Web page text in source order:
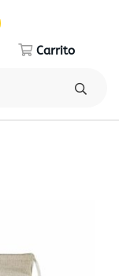
Carrito